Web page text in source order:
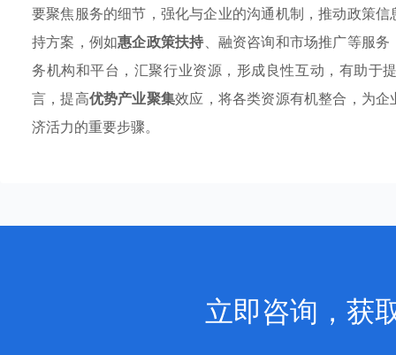
要聚焦服务的细节，强化与企业的沟通机制，推动政策
持方案，例如惠企政策扶持、融资咨询和市场推广等服
务机构和平台，汇聚行业资源，形成良性互动，有助于
言，提高优势产业聚集效应，将各类资源有机整合，为
济活力的重要步骤。
立即咨询，获